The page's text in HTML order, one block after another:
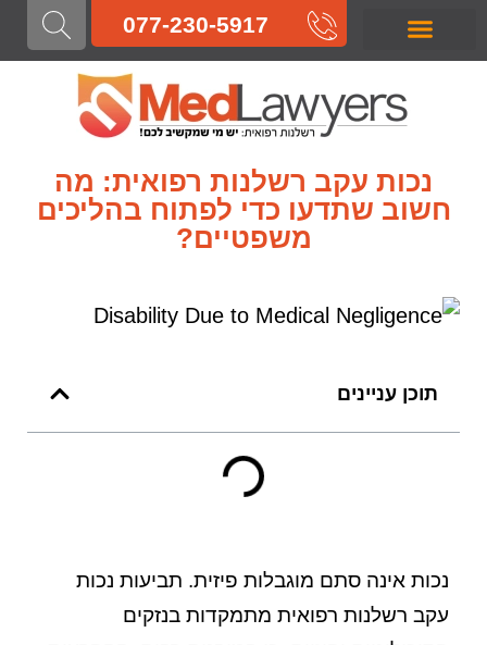
077-230-5917
נכות עקב רשלנות רפואית: מה
חשוב שתדעו כדי לפתוח בהליכים
משפטיים?
תוכן עניינים
נכות אינה סתם מוגבלות פיזית. תביעות נכות
עקב רשלנות רפואית מתמקדות בנזקים